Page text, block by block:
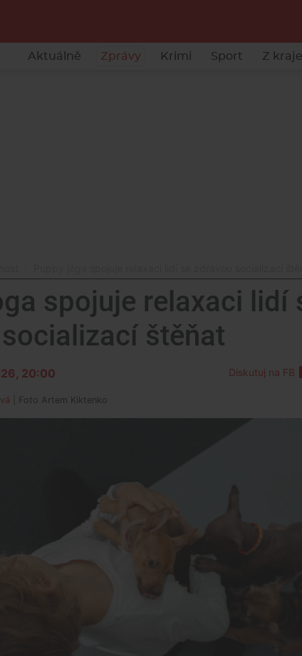
Aktuálně Zprávy Krimi Sport Z kraje
spojuje relaxaci lidí
štěňat
20:00 Diskutuj na FB
| Foto Artem Kiktenko